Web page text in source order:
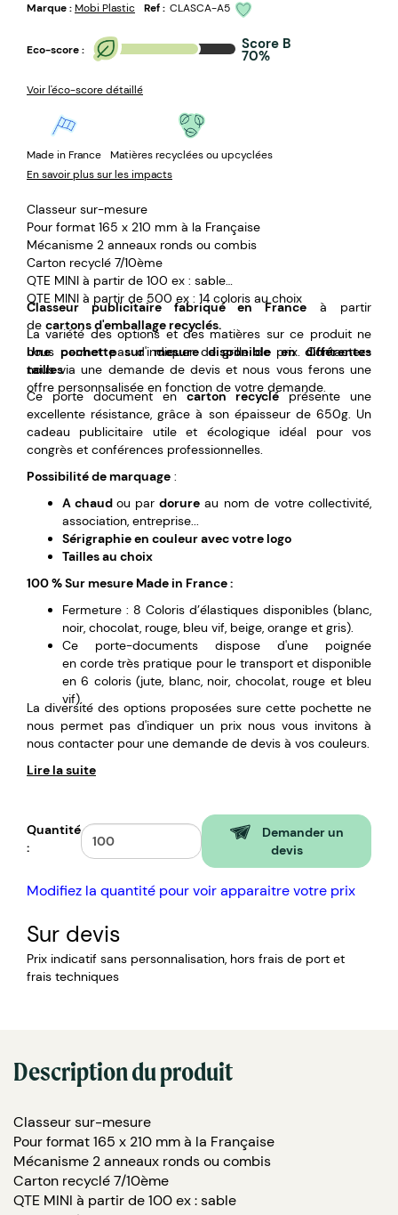
Marque :Mobi Plastic Ref : CLASCA-A5
Eco-score : Score B
70%
Voir l'éco-score détaillé
Made in France
Matières recyclées ou upcyclées
En savoir plus sur les impacts
Classeur sur-mesure
Pour format 165 x 210 mm à la Française
Mécanisme 2 anneaux ronds ou combis
Carton recyclé 7/10ème
QTE MINI à partir de 100 ex : sable
QTE MINI à partir de 500 ex : 14 coloris au choix
La variété des options et des matières sur ce produit ne
nous permet pas d'indiquer de grille de prix. Contactez-
nous via une demande de devis et nous vous ferons une
offre personnsalisée en fonction de votre demande.
Classeur publicitaire fabriqué en France à partir
de cartons d'emballage recyclés.
Une pochette sur mesure disponible en différentes
tailles
Ce porte document encarton recycléprésente une
excellente résistance, grâce à son épaisseur de 650g. Un
cadeau publicitaire utile et écologique idéal pour vos
congrès et conférences professionnelles.
Possibilité de marquage :
A chaud ou par dorure au nom de votre collectivité,
association, entreprise...
Sérigraphie en couleur avec votre logo
Tailles au choix
100 % Sur mesure Made in France :
Fermeture : 8 Coloris d’élastiques disponibles (blanc,
noir, chocolat, rouge, bleu vif, beige, orange et gris).
Ce porte-documents dispose d'une poignée
en corde très pratique pour le transport et disponible
en 6 coloris (jute, blanc, noir, chocolat, rouge et bleu
vif).
La diversité des options proposées sure cette pochette ne
nous permet pas d'indiquer un prix nous vous invitons à
nous contacter pour une demande de devis à vos couleurs.
Lire la suite
Quantité
:
Demander un
devis
Modifiez la quantité pour voir apparaitre votre prix
Sur devis
Prix indicatif sans personnalisation, hors frais de port et
frais techniques
Description du produit
Classeur sur-mesure
Pour format 165 x 210 mm à la Française
Mécanisme 2 anneaux ronds ou combis
Carton recyclé 7/10ème
QTE MINI à partir de 100 ex : sable